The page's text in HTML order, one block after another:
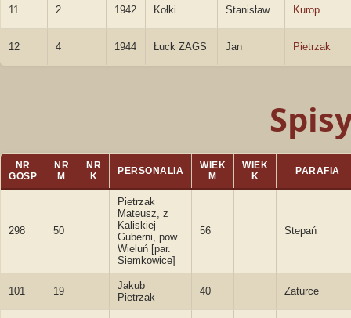
11 2 1942 Kołki Stanisław Kurop
12 4 1944 Łuck ZAGS Jan Pietrzak
NR
GOSP
NR
M
NR
K
PERSONALIA
WIEK
M
WIEK
K
PARAFIA
298 50
Pietrzak
Mateusz, z
Kaliskiej
Guberni, pow.
Wieluń [par.
Siemkowice]
56 Stepań
101 19
Jakub
Pietrzak
40 Zaturce